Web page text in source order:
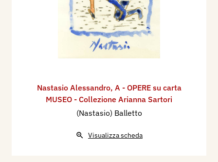
Nastasio Alessandro, A - OPERE su carta
MUSEO - Collezione Arianna Sartori
(Nastasio) Balletto
Visualizza scheda